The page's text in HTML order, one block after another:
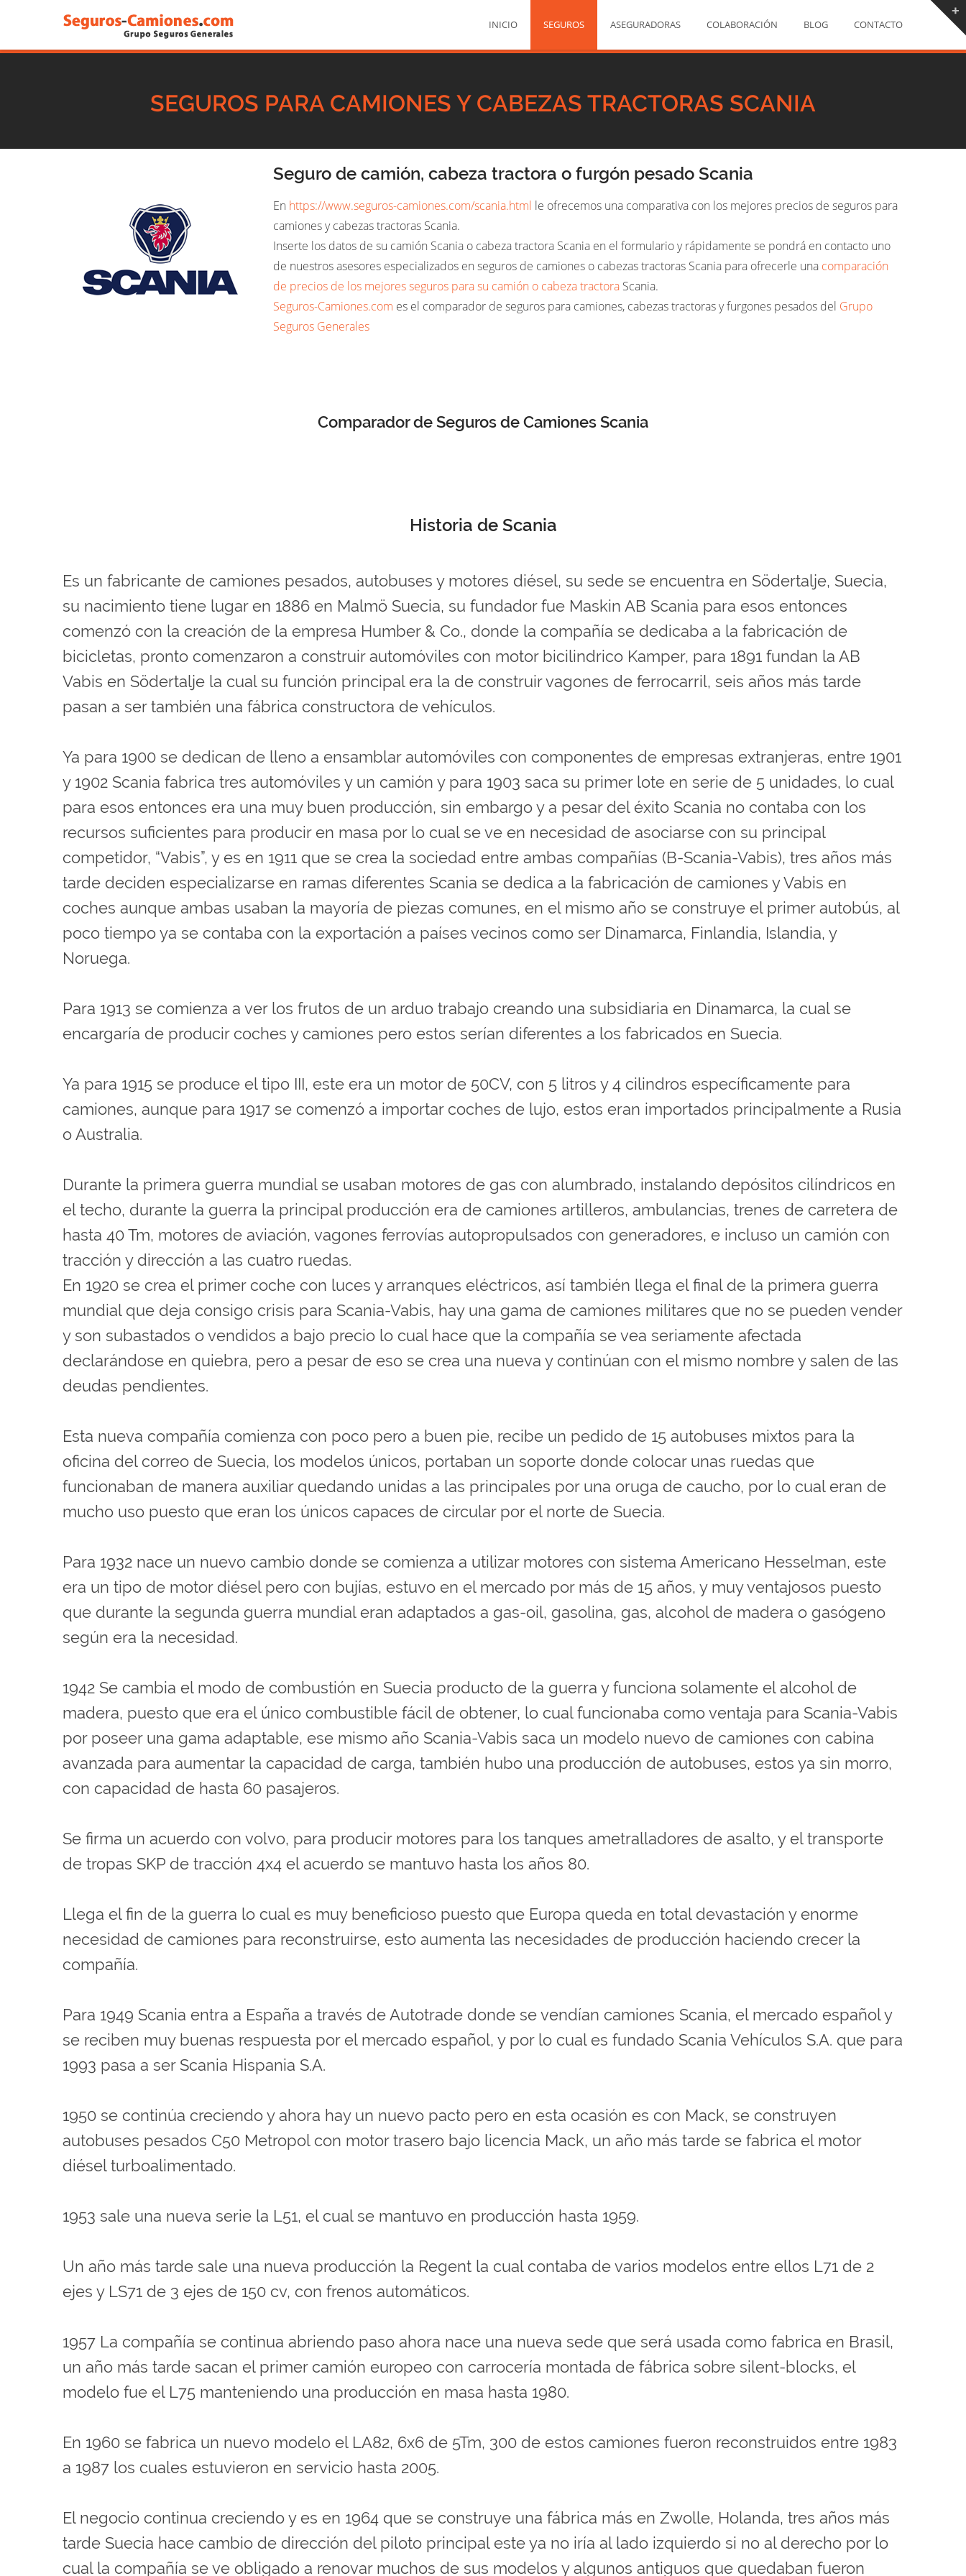
INICIO SEGUROS ASEGURADORAS COLABORACIÓN BLOG CONTACTO
SEGUROS PARA CAMIONES Y CABEZAS TRACTORAS SCANIA
Seguro de camión, cabeza tractora o furgón pesado Scania
En https://www.seguros-camiones.com/scania.html le ofrecemos una comparativa con los mejores precios de seguros para
camiones y cabezas tractoras Scania.
Inserte los datos de su camión Scania o cabeza tractora Scania en el formulario y rápidamente se pondrá en contacto uno
de nuestros asesores especializados en seguros de camiones o cabezas tractoras Scania para ofrecerle una comparación
de precios de los mejores seguros para su camión o cabeza tractoraScania.
Seguros-Camiones.com es el comparador de seguros para camiones, cabezas tractoras y furgones pesados del Grupo
Seguros Generales
Comparador de Seguros de Camiones Scania
Historia de Scania
Es un fabricante de camiones pesados, autobuses y motores diésel, su sede se encuentra en Södertalje, Suecia,
su nacimiento tiene lugar en 1886 en Malmö Suecia, su fundador fue Maskin AB Scania para esos entonces
comenzó con la creación de la empresa Humber & Co., donde la compañía se dedicaba a la fabricación de
bicicletas, pronto comenzaron a construir automóviles con motor bicilindrico Kamper, para 1891 fundan la AB
Vabis en Södertalje la cual su función principal era la de construir vagones de ferrocarril, seis años más tarde
pasan a ser también una fábrica constructora de vehículos.
Ya para 1900 se dedican de lleno a ensamblar automóviles con componentes de empresas extranjeras, entre 1901
y 1902 Scania fabrica tres automóviles y un camión y para 1903 saca su primer lote en serie de 5 unidades, lo cual
para esos entonces era una muy buen producción, sin embargo y a pesar del éxito Scania no contaba con los
recursos suficientes para producir en masa por lo cual se ve en necesidad de asociarse con su principal
competidor, “Vabis”, y es en 1911 que se crea la sociedad entre ambas compañías (B-Scania-Vabis), tres años más
tarde deciden especializarse en ramas diferentes Scania se dedica a la fabricación de camiones y Vabis en
coches aunque ambas usaban la mayoría de piezas comunes, en el mismo año se construye el primer autobús, al
poco tiempo ya se contaba con la exportación a países vecinos como ser Dinamarca, Finlandia, Islandia, y
Noruega.
Para 1913 se comienza a ver los frutos de un arduo trabajo creando una subsidiaria en Dinamarca, la cual se
encargaría de producir coches y camiones pero estos serían diferentes a los fabricados en Suecia.
Ya para 1915 se produce el tipo III, este era un motor de 50CV, con 5 litros y 4 cilindros específicamente para
camiones, aunque para 1917 se comenzó a importar coches de lujo, estos eran importados principalmente a Rusia
o Australia.
Durante la primera guerra mundial se usaban motores de gas con alumbrado, instalando depósitos cilíndricos en
el techo, durante la guerra la principal producción era de camiones artilleros, ambulancias, trenes de carretera de
hasta 40 Tm, motores de aviación, vagones ferrovías autopropulsados con generadores, e incluso un camión con
tracción y dirección a las cuatro ruedas.
En 1920 se crea el primer coche con luces y arranques eléctricos, así también llega el final de la primera guerra
mundial que deja consigo crisis para Scania-Vabis, hay una gama de camiones militares que no se pueden vender
y son subastados o vendidos a bajo precio lo cual hace que la compañía se vea seriamente afectada
declarándose en quiebra, pero a pesar de eso se crea una nueva y continúan con el mismo nombre y salen de las
deudas pendientes.
Esta nueva compañía comienza con poco pero a buen pie, recibe un pedido de 15 autobuses mixtos para la
oficina del correo de Suecia, los modelos únicos, portaban un soporte donde colocar unas ruedas que
funcionaban de manera auxiliar quedando unidas a las principales por una oruga de caucho, por lo cual eran de
mucho uso puesto que eran los únicos capaces de circular por el norte de Suecia.
Para 1932 nace un nuevo cambio donde se comienza a utilizar motores con sistema Americano Hesselman, este
era un tipo de motor diésel pero con bujías, estuvo en el mercado por más de 15 años, y muy ventajosos puesto
que durante la segunda guerra mundial eran adaptados a gas-oil, gasolina, gas, alcohol de madera o gasógeno
según era la necesidad.
1942 Se cambia el modo de combustión en Suecia producto de la guerra y funciona solamente el alcohol de
madera, puesto que era el único combustible fácil de obtener, lo cual funcionaba como ventaja para Scania-Vabis
por poseer una gama adaptable, ese mismo año Scania-Vabis saca un modelo nuevo de camiones con cabina
avanzada para aumentar la capacidad de carga, también hubo una producción de autobuses, estos ya sin morro,
con capacidad de hasta 60 pasajeros.
Se firma un acuerdo con volvo, para producir motores para los tanques ametralladores de asalto, y el transporte
de tropas SKP de tracción 4x4 el acuerdo se mantuvo hasta los años 80.
Llega el fin de la guerra lo cual es muy beneficioso puesto que Europa queda en total devastación y enorme
necesidad de camiones para reconstruirse, esto aumenta las necesidades de producción haciendo crecer la
compañía.
Para 1949 Scania entra a España a través de Autotrade donde se vendían camiones Scania, el mercado español y
se reciben muy buenas respuesta por el mercado español, y por lo cual es fundado Scania Vehículos S.A. que para
1993 pasa a ser Scania Hispania S.A.
1950 se continúa creciendo y ahora hay un nuevo pacto pero en esta ocasión es con Mack, se construyen
autobuses pesados C50 Metropol con motor trasero bajo licencia Mack, un año más tarde se fabrica el motor
diésel turboalimentado.
1953 sale una nueva serie la L51, el cual se mantuvo en producción hasta 1959.
Un año más tarde sale una nueva producción la Regent la cual contaba de varios modelos entre ellos L71 de 2
ejes y LS71 de 3 ejes de 150 cv, con frenos automáticos.
1957 La compañía se continua abriendo paso ahora nace una nueva sede que será usada como fabrica en Brasil,
un año más tarde sacan el primer camión europeo con carrocería montada de fábrica sobre silent-blocks, el
modelo fue el L75 manteniendo una producción en masa hasta 1980.
En 1960 se fabrica un nuevo modelo el LA82, 6x6 de 5Tm, 300 de estos camiones fueron reconstruidos entre 1983
a 1987 los cuales estuvieron en servicio hasta 2005.
El negocio continua creciendo y es en 1964 que se construye una fábrica más en Zwolle, Holanda, tres años más
tarde Suecia hace cambio de dirección del piloto principal este ya no iría al lado izquierdo si no al derecho por lo
cual la compañía se ve obligado a renovar muchos de sus modelos y algunos antiguos que quedaban fueron